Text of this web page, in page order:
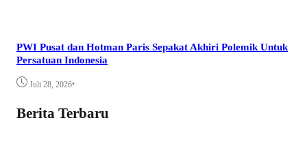
PWI Pusat dan Hotman Paris Sepakat Akhiri Polemik Untuk
Persatuan Indonesia
Juli 28, 2026•
Berita Terbaru